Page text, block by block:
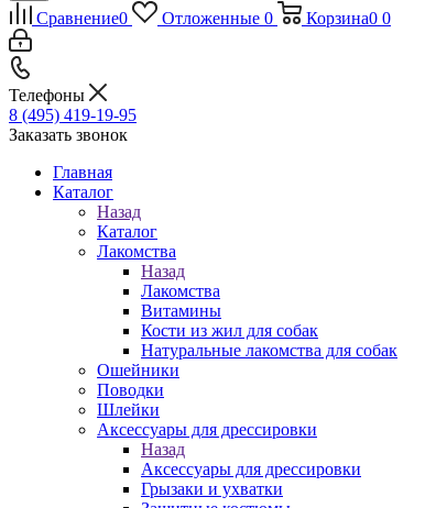
Сравнение0 Отложенные 0 Корзина0 0
Телефоны
8 (495) 419-19-95
Заказать звонок
Главная
Каталог
Назад
Каталог
Лакомства
Назад
Лакомства
Витамины
Кости из жил для собак
Натуральные лакомства для собак
Ошейники
Поводки
Шлейки
Аксессуары для дрессировки
Назад
Аксессуары для дрессировки
Грызаки и ухватки